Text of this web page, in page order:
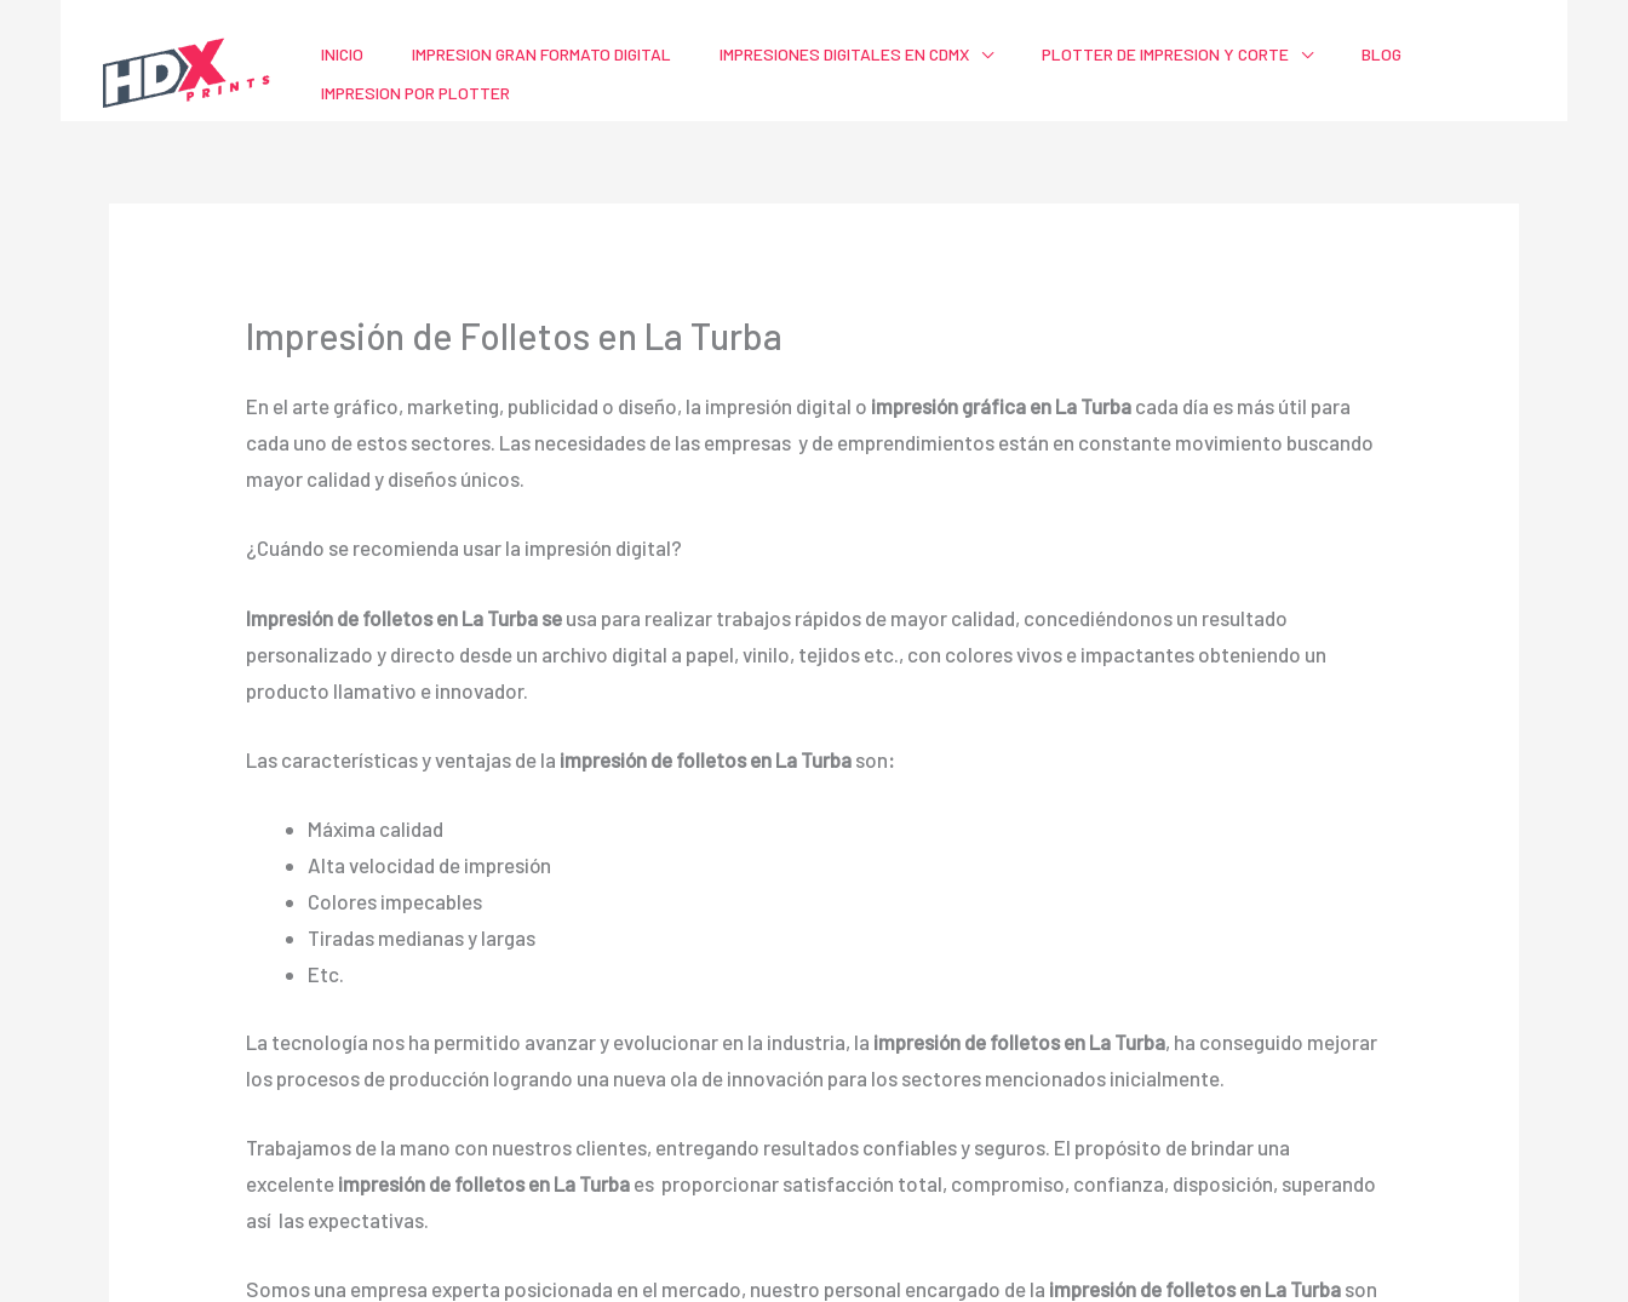
contenido
INICIO IMPRESION GRAN FORMATO DIGITAL IMPRESIONES DIGITALES EN CDMX PLOTTER DE IMPRESION Y CORTE
BLOG
IMPRESION POR PLOTTER
Impresión de Folletos en La Turba
En el arte gráfico, marketing, publicidad o diseño, la impresión digital o impresión gráfica en La Turba cada día es más útil para
cada uno de estos sectores. Las necesidades de las empresas y de emprendimientos están en constante movimiento buscando
mayor calidad y diseños únicos.
¿Cuándo se recomienda usar la impresión digital?
Impresión de folletos en La Turba se usa para realizar trabajos rápidos de mayor calidad, concediéndonos un resultado
personalizado y directo desde un archivo digital a papel, vinilo, tejidos etc., con colores vivos e impactantes obteniendo un
producto llamativo e innovador.
Las características y ventajas de la impresión de folletos en La Turba son:
Máxima calidad
Alta velocidad de impresión
Colores impecables
Tiradas medianas y largas
Etc.
La tecnología nos ha permitido avanzar y evolucionar en la industria, la impresión de folletos en La Turba, ha conseguido mejorar
los procesos de producción logrando una nueva ola de innovación para los sectores mencionados inicialmente.
Trabajamos de la mano con nuestros clientes, entregando resultados confiables y seguros. El propósito de brindar una
excelente impresión de folletos en La Turba es proporcionar satisfacción total, compromiso, confianza, disposición, superando
así las expectativas.
Somos una empresa experta posicionada en el mercado, nuestro personal encargado de la impresión de folletos en La Turba son